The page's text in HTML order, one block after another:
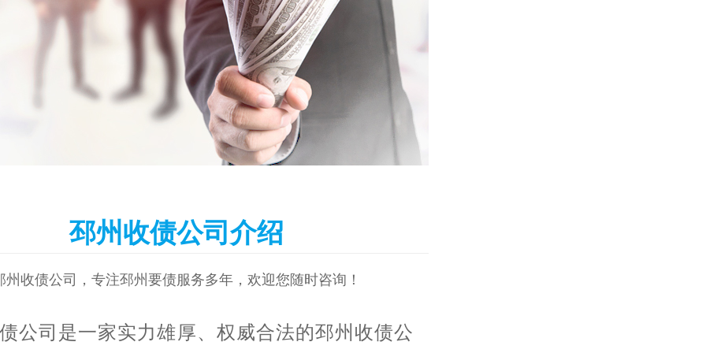
邳州收债公司介绍
州收债公司，专注邳州要债服务多年，欢迎您随时咨询！
公司是一家实力雄厚、权威合法的邳州收债公